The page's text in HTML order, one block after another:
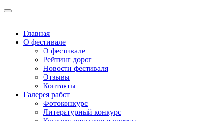
Главная
О фестивале
О фестивале
Рейтинг дорог
Новости фестиваля
Отзывы
Контакты
Галерея работ
Фотоконкурс
Литературный конкурс